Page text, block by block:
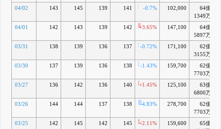
04/02 143 145 139 141 -0.7% 102,000
64億
1349万
04/01 142 143 139 142 +3.65% 147,100
64億
5897万
03/31 138 139 136 137 -0.72% 171,100
62億
3155万
03/30 137 139 136 138 -1.43% 159,700
62億
7703万
03/27 136 142 136 140 +1.45% 125,100
63億
6800万
03/26 144 144 137 138 -4.83% 278,700
62億
7703万
03/25 142 145 142 145 +2.11% 159,600
65億